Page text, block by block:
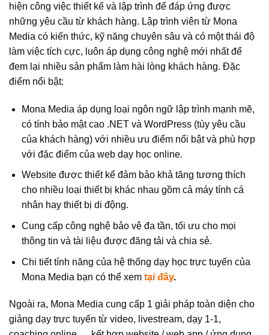
hiện công việc thiết kế và lập trình để đáp ứng được
những yêu cầu từ khách hàng. Lập trình viên từ Mona
Media có kiến thức, kỹ năng chuyên sâu và có một thái độ
làm việc tích cực, luôn áp dụng công nghệ mới nhất để
đem lại nhiều sản phẩm làm hài lòng khách hàng. Đặc
điểm nổi bật:
Mona Media áp dụng loại ngôn ngữ lập trình mạnh mẽ,
có tính bảo mật cao .NET và WordPress (tùy yêu cầu
của khách hàng) với nhiều ưu điểm nổi bật và phù hợp
với đặc điểm của web dạy học online.
Website được thiết kế đảm bảo khả tăng tương thích
cho nhiều loại thiết bị khác nhau gồm cả máy tính cá
nhân hay thiết bị di động.
Cung cấp công nghệ bảo vệ đa tần, tối ưu cho mọi
thông tin và tài liệu được đăng tải và chia sẻ.
Chi tiết tính năng của hệ thống dạy học trực tuyến của
Mona Media bạn có thể xem tại đây.
Ngoài ra, Mona Media cung cấp 1 giải pháp toàn diện cho
giảng dạy trực tuyến từ video, livestream, dạy 1-1,